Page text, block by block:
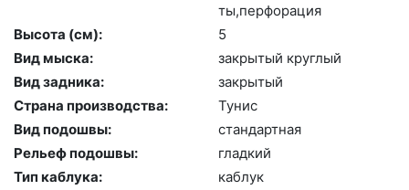
ты,пер­фо­рация
Высота (cм):
5
Вид мыска:
зак­ры­тый круг­лый
Вид задника:
зак­ры­тый
Страна производства:
Ту­нис
Вид подошвы:
стан­дарт­ная
Рельеф подошвы:
глад­кий
Тип каблука:
каб­лук